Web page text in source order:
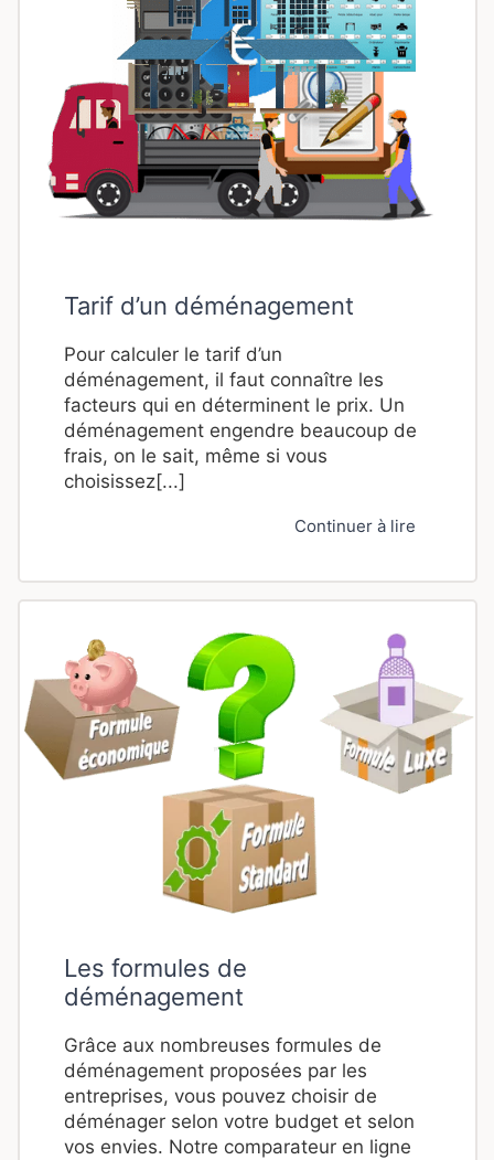
Tarif d’un déménagement
Pour calculer le tarif d’un
déménagement, il faut connaître les
facteurs qui en déterminent le prix. Un
déménagement engendre beaucoup de
frais, on le sait, même si vous
choisissez[...]
Continuer à lire
Les formules de
déménagement
Grâce aux nombreuses formules de
déménagement proposées par les
entreprises, vous pouvez choisir de
déménager selon votre budget et selon
vos envies. Notre comparateur en ligne